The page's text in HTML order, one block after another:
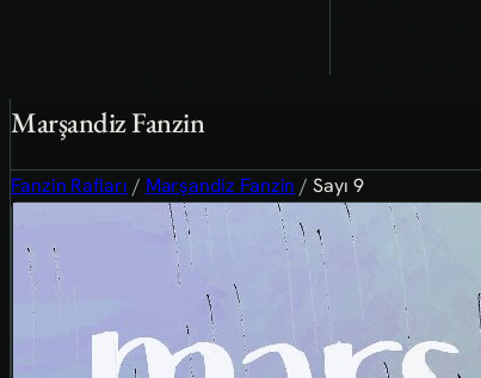
Marşandiz Fanzin
Fanzin Rafları / Marşandiz Fanzin / Sayı 9